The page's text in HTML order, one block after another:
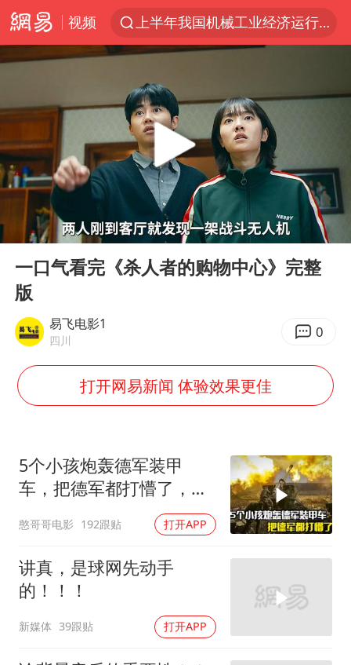
视频
上半年我国机械工业经济运行稳中有进
四川宜宾市高县发生4.9级地震
台风白海豚加强
超颖电子拟投资20.86亿建设新项目
向鹏0-3不敌张本智和
广东雷州通报特教老师招聘违规事件
福建泉州市委书记张毅恭被查
山东潍坊发布大风黄色预警
东方之约 相约未来
Play
00:00 36:55
一口气看完《杀人者的购物中心》完整
版
易飞电影1
四川 0
打开网易新闻 体验效果更佳
5个小孩炮轰德军装甲
车，把德军都打懵了，战
憨哥哥电影 192跟贴 打开APP
讲真，是球网先动手
的！！！
新媒体 39跟贴 打开APP